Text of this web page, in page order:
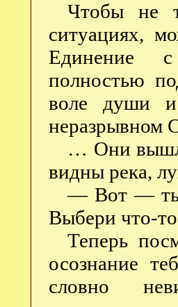
Чтобы не
ситуациях,
Единение
полностью
воле души
неразрывном
… Они
видны река,
— Вот — ты
Выбери что-
Теперь
осознание
словно